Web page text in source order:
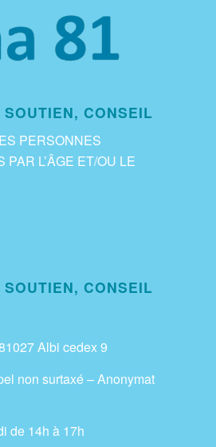
CONSEIL
PERSONNES
L’ÂGE ET/OU LE
CONSEIL
Albi cedex 9
non surtaxé – Anonymat
de 14h à 17h